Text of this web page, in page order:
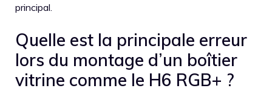
principal.
Quelle est la principale erreur
lors du montage d’un boîtier
vitrine comme le H6 RGB+ ?